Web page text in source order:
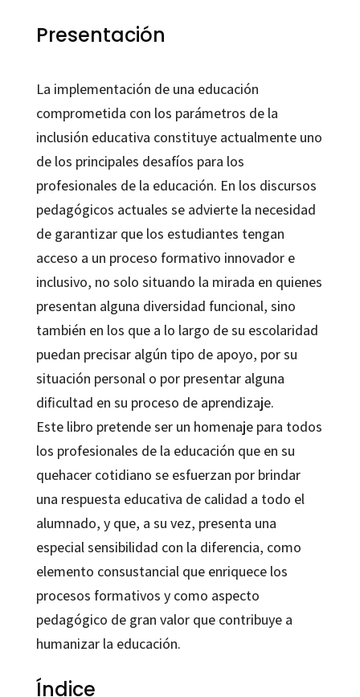
Presentación
La implementación de una educación
comprometida con los parámetros de la
inclusión educativa constituye actualmente uno
de los principales desafíos para los
profesionales de la educación. En los discursos
pedagógicos actuales se advierte la necesidad
de garantizar que los estudiantes tengan
acceso a un proceso formativo innovador e
inclusivo, no solo situando la mirada en quienes
presentan alguna diversidad funcional, sino
también en los que a lo largo de su escolaridad
puedan precisar algún tipo de apoyo, por su
situación personal o por presentar alguna
dificultad en su proceso de aprendizaje.
Este libro pretende ser un homenaje para todos
los profesionales de la educación que en su
quehacer cotidiano se esfuerzan por brindar
una respuesta educativa de calidad a todo el
alumnado, y que, a su vez, presenta una
especial sensibilidad con la diferencia, como
elemento consustancial que enriquece los
procesos formativos y como aspecto
pedagógico de gran valor que contribuye a
humanizar la educación.
Índice